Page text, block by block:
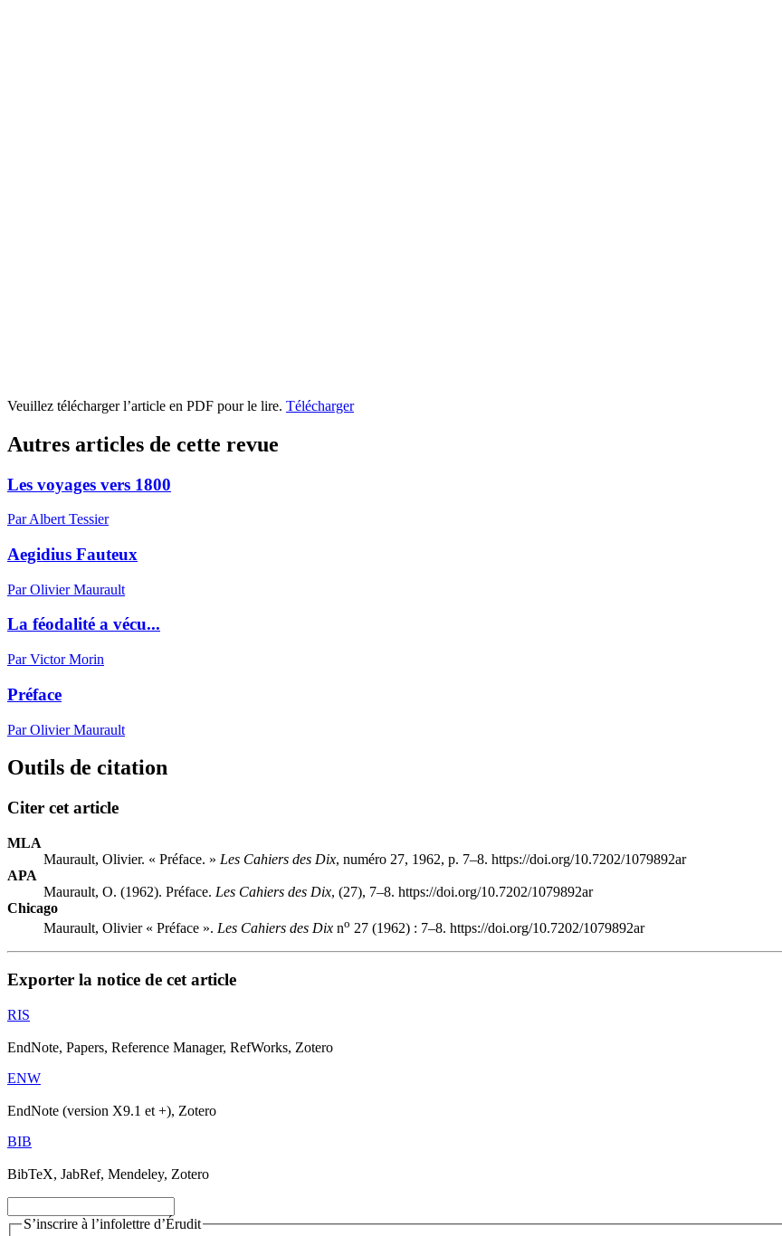
Veuillez télécharger l’article en PDF pour le lire. Télécharger
Autres articles de cette revue
Les voyages vers 1800
Par Albert Tessier
Aegidius Fauteux
Par Olivier Maurault
La féodalité a vécu...
Par Victor Morin
Préface
Par Olivier Maurault
Outils de citation
Citer cet article
MLA
Maurault, Olivier. « Préface. » Les Cahiers des Dix, numéro 27, 1962, p. 7–8. https://doi.org/10.7202/1079892ar
APA
Maurault, O. (1962). Préface. Les Cahiers des Dix, (27), 7–8. https://doi.org/10.7202/1079892ar
Chicago
Maurault, Olivier « Préface ». Les Cahiers des Dix no 27 (1962) : 7–8. https://doi.org/10.7202/1079892ar
Exporter la notice de cet article
RIS
EndNote, Papers, Reference Manager, RefWorks, Zotero
ENW
EndNote (version X9.1 et +), Zotero
BIB
BibTeX, JabRef, Mendeley, Zotero
S’inscrire à l’infolettre d’Érudit